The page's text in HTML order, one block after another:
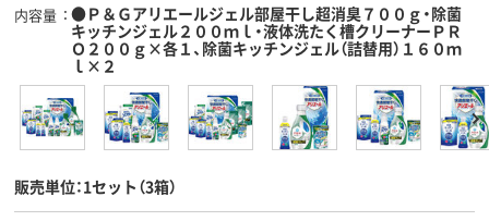
内容量
●Ｐ＆Ｇアリエールジェル部屋干し超消臭７００ｇ・除菌
キッチンジェル２００ｍｌ・液体洗たく槽クリーナーＰＲ
Ｏ２００ｇ×各１、除菌キッチンジェル（詰替用）１６０ｍ
ｌ×２
販売単位：1セット（3箱）